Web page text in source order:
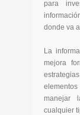
para
donde va
La
mejora
manejar
cualquier